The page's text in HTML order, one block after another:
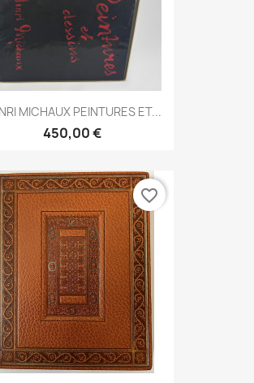
MICHAUX PEINTURES ET...
450,00 €
favorite_border